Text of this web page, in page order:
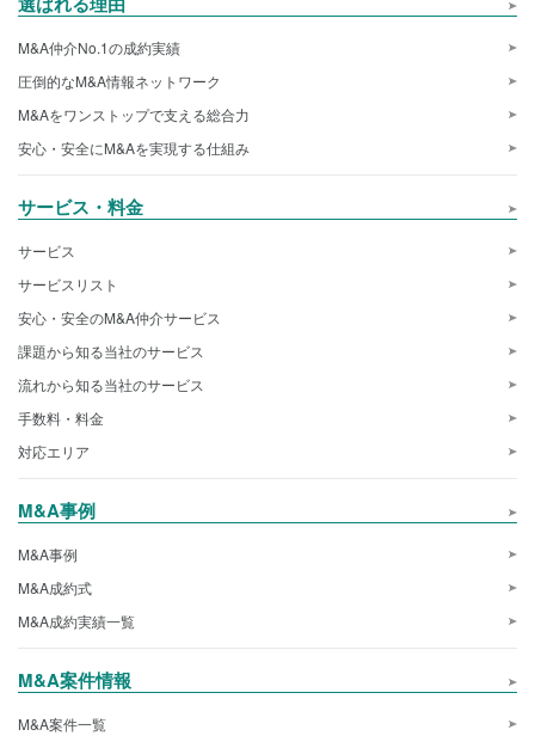
M&A仲介No.1の成約実績
圧倒的なM&A情報ネットワーク
M&Aをワンストップで支える総合力
安心・安全にM&Aを実現する仕組み
サービス・料金
サービス
サービスリスト
安心・安全のM&A仲介サービス
課題から知る当社のサービス
流れから知る当社のサービス
手数料・料金
対応エリア
M&A事例
M&A事例
M&A成約式
M&A成約実績一覧
M&A案件情報
M&A案件一覧